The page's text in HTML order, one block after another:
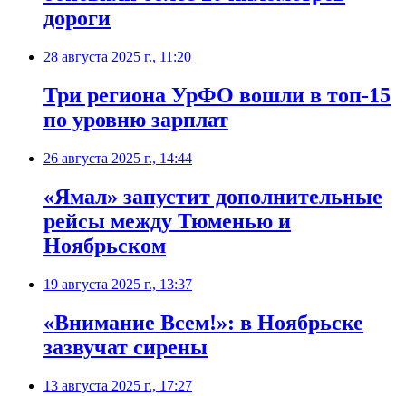
дороги
28 августа 2025 г., 11:20
Три региона УрФО вошли в топ-15
по уровню зарплат
26 августа 2025 г., 14:44
«Ямал» запустит дополнительные
рейсы между Тюменью и
Ноябрьском
19 августа 2025 г., 13:37
«Внимание Всем!»: в Ноябрьске
зазвучат сирены
13 августа 2025 г., 17:27